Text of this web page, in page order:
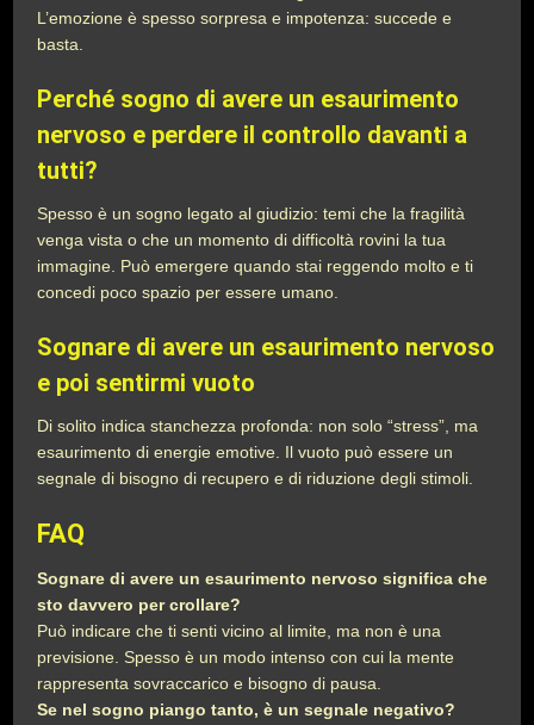
L’emozione è spesso sorpresa e impotenza: succede e
basta.
Perché sogno di avere un esaurimento
nervoso e perdere il controllo davanti a
tutti?
Spesso è un sogno legato al giudizio: temi che la fragilità
venga vista o che un momento di difficoltà rovini la tua
immagine. Può emergere quando stai reggendo molto e ti
concedi poco spazio per essere umano.
Sognare di avere un esaurimento nervoso
e poi sentirmi vuoto
Di solito indica stanchezza profonda: non solo “stress”, ma
esaurimento di energie emotive. Il vuoto può essere un
segnale di bisogno di recupero e di riduzione degli stimoli.
FAQ
Sognare di avere un esaurimento nervoso significa che
sto davvero per crollare?
Può indicare che ti senti vicino al limite, ma non è una
previsione. Spesso è un modo intenso con cui la mente
rappresenta sovraccarico e bisogno di pausa.
Se nel sogno piango tanto, è un segnale negativo?